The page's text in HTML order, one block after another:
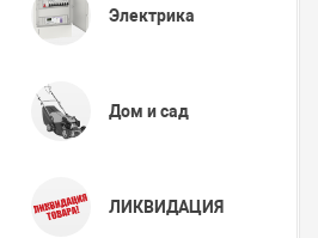
Электрика
Дом и сад
ЛИКВИДАЦИЯ